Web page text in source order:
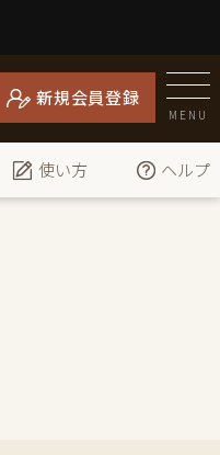
新規会員登録
MENU
使い方 ヘルプ